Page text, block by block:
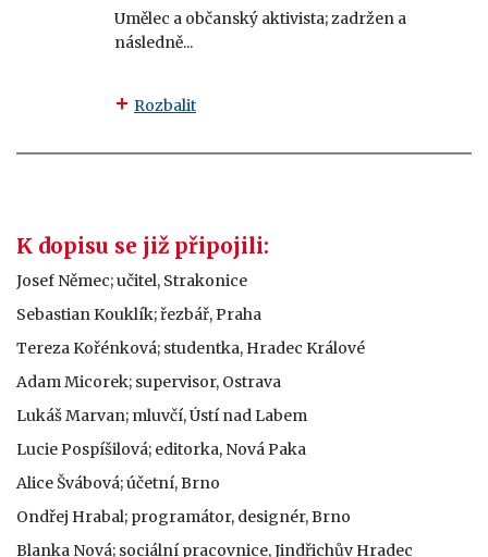
Umělec a občanský aktivista; zadržen a
následně...
Rozbalit
K dopisu se již připojili:
Josef Němec; učitel, Strakonice
Sebastian Kouklík; řezbář, Praha
Tereza Kořénková; studentka, Hradec Králové
Adam Micorek; supervisor, Ostrava
Lukáš Marvan; mluvčí, Ústí nad Labem
Lucie Pospíšilová; editorka, Nová Paka
Alice Švábová; účetní, Brno
Ondřej Hrabal; programátor, designér, Brno
Blanka Nová; sociální pracovnice, Jindřichův Hradec